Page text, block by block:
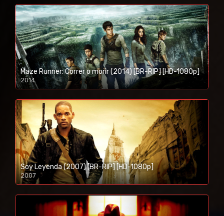
Maze Runner: Correr o morir (2014) [BR-RIP] [HD-1080p]
2014
1080p/720p
Soy Leyenda (2007) [BR-RIP] [HD-1080p]
2007
1080p/720p